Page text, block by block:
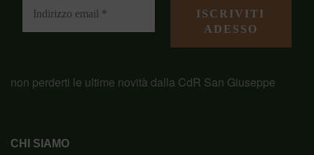
CHI SIAMO
non perderti le ultime novità dalla CdR San Giuseppe